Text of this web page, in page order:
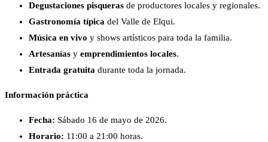
Degustaciones pisqueras de productores locales y regionales.
Gastronomía típica del Valle de Elqui.
Música en vivo y shows artísticos para toda la familia.
Artesanías y emprendimientos locales.
Entrada gratuita durante toda la jornada.
Información práctica
Fecha: Sábado 16 de mayo de 2026.
Horario: 11:00 a 21:00 horas.